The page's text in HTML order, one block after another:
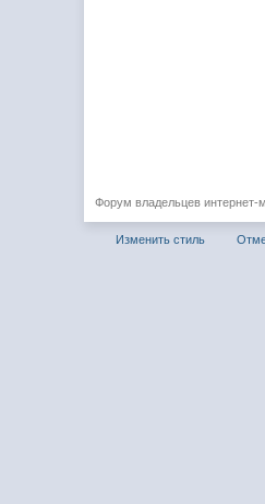
Форум владельцев интернет-
Изменить стиль